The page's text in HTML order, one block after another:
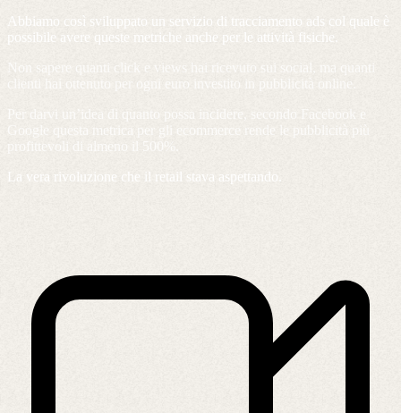
Abbiamo così sviluppato un servizio di tracciamento ads col quale è
possibile avere queste metriche anche per le attività fisiche.
Non sapere quanti click e views hai ricevuto sui social, ma quanti
clienti hai ottenuto per ogni euro investito in pubblicità online.
Per darvi un’idea di quanto possa incidere, secondo Facebook e
Google questa metrica per gli ecommerce rende le pubblicità più
profittevoli di almeno il 500%.
La vera rivoluzione che il retail stava aspettando.